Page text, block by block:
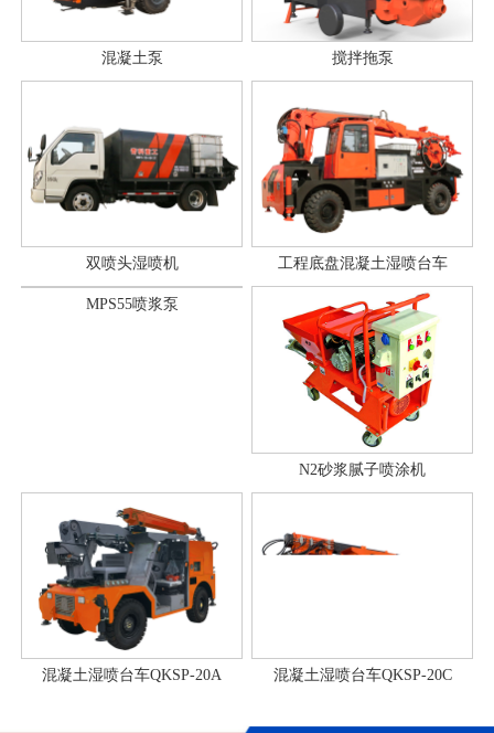
混凝土泵 搅拌拖泵
双喷头湿喷机 工程底盘混凝土湿喷台车
N2砂浆腻子喷涂机
混凝土湿喷台车QKSP-20A 混凝土湿喷台车QKSP-20C